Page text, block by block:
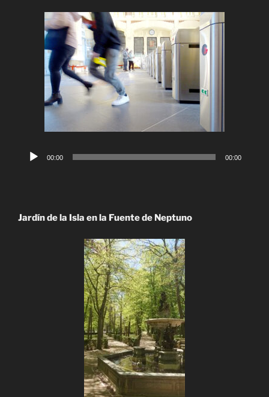
Reproductor
00:00 00:00
Jardín de la Isla en la Fuente de Neptuno